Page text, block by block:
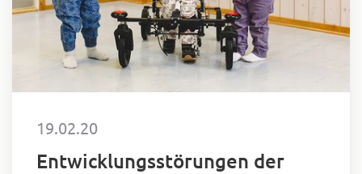
19.02.20
Entwicklungsstörungen der